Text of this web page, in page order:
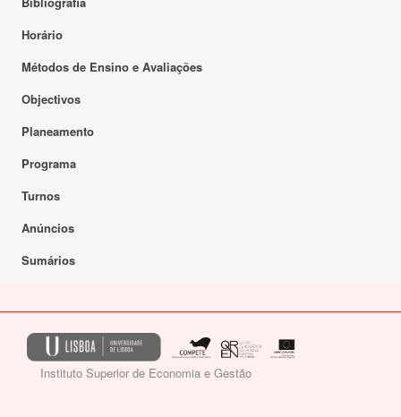
Horário
Métodos de Ensino e Avaliações
Objectivos
Planeamento
Programa
Turnos
Anúncios
Sumários
Instituto Superior de Economia e Gestão